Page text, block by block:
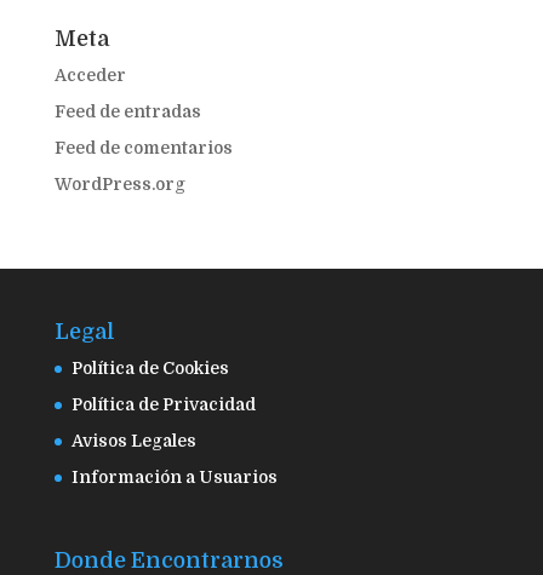
Meta
Acceder
Feed de entradas
Feed de comentarios
WordPress.org
Legal
Política de Cookies
Política de Privacidad
Avisos Legales
Información a Usuarios
Donde Encontrarnos